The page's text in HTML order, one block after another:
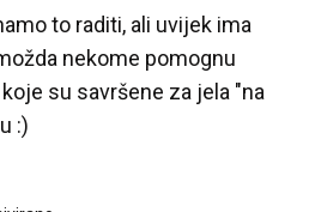
to raditi, ali uvijek ima
nekome pomognu
su savršene za jela "na
:)